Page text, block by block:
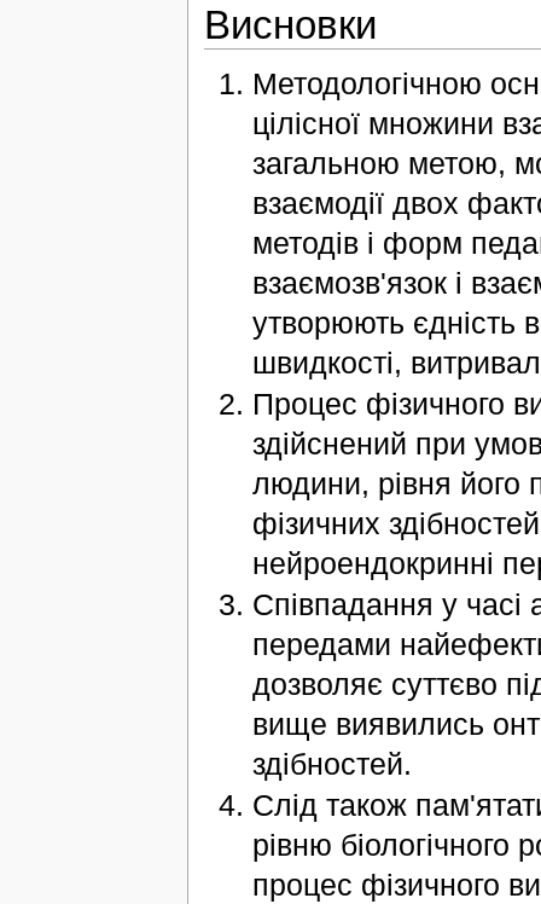
Висновки
Методологічною
цілісної множини
загальною метою,
взаємодії двох
методів і форм
взаємозв'язок і
утворюють єдність
швидкості,
Процес фізичного
здійснений при
людини, рівня його
фізичних
нейроендокринні
Співпадання у часі
передами
дозволяє суттєво
вище виявились
здібностей.
Слід також
рівню біологічного
процес фізичного